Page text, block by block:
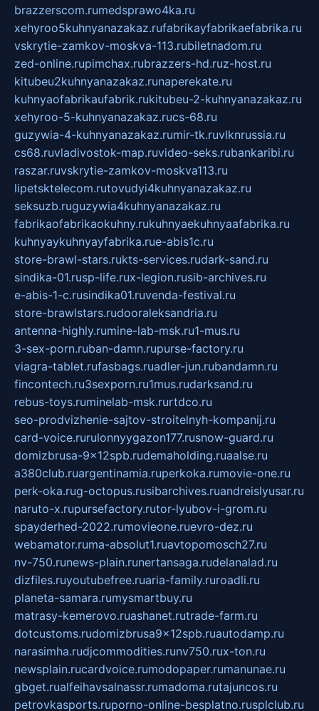
brazzerscom.rumedsprawo4ka.ru
xehyroo5kuhnyanazakaz.rufabrikayfabrikaefabrika.ru
vskrytie-zamkov-moskva-113.rubiletnadom.ru
zed-online.rupimchax.rubrazzers-hd.ruz-host.ru
kitubeu2kuhnyanazakaz.runaperekate.ru
kuhnyaofabrikaufabrik.rukitubeu-2-kuhnyanazakaz.ru
xehyroo-5-kuhnyanazakaz.rucs-68.ru
guzywia-4-kuhnyanazakaz.rumir-tk.ruvlknrussia.ru
cs68.ruvladivostok-map.ruvideo-seks.rubankaribi.ru
raszar.ruvskrytie-zamkov-moskva113.ru
lipetsktelecom.rutovudyi4kuhnyanazakaz.ru
seksuzb.ruguzywia4kuhnyanazakaz.ru
fabrikaofabrikaokuhny.rukuhnyaekuhnyaafabrika.ru
kuhnyaykuhnyayfabrika.rue-abis1c.ru
store-brawl-stars.rukts-services.rudark-sand.ru
sindika-01.rusp-life.rux-legion.rusib-archives.ru
e-abis-1-c.rusindika01.ruvenda-festival.ru
store-brawlstars.rudooraleksandria.ru
antenna-highly.rumine-lab-msk.ru1-mus.ru
3-sex-porn.ruban-damn.rupurse-factory.ru
viagra-tablet.rufasbags.ruadler-jun.rubandamn.ru
fincontech.ru3sexporn.ru1mus.rudarksand.ru
rebus-toys.ruminelab-msk.rurtdco.ru
seo-prodvizhenie-sajtov-stroitelnyh-kompanij.ru
card-voice.rurulonnyygazon177.rusnow-guard.ru
domizbrusa-9x12spb.rudemaholding.ruaalse.ru
a380club.ruargentinamia.ruperkoka.rumovie-one.ru
perk-oka.rug-octopus.rusibarchives.ruandreislyusar.ru
naruto-x.rupursefactory.rutor-lyubov-i-grom.ru
spayderhed-2022.rumovieone.ruevro-dez.ru
webamator.ruma-absolut1.ruavtopomosch27.ru
nv-750.runews-plain.runertansaga.rudelanalad.ru
dizfiles.ruyoutubefree.ruaria-family.ruroadli.ru
planeta-samara.rumysmartbuy.ru
matrasy-kemerovo.ruashanet.rutrade-farm.ru
dotcustoms.rudomizbrusa9x12spb.ruautodamp.ru
narasimha.rudjcommodities.runv750.rux-ton.ru
newsplain.rucardvoice.rumodopaper.rumanunae.ru
gbget.rualfeihavsalnassr.rumadoma.rutajuncos.ru
petrovkasports.ruporno-online-besplatno.rusplclub.ru